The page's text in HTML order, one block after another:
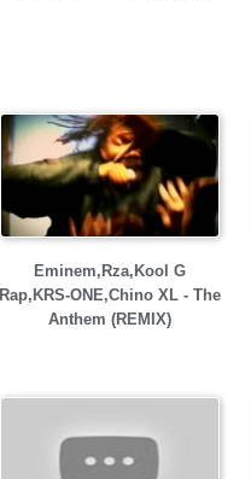
Eminem,Rza,Kool G
Rap,KRS-ONE,Chino XL - The
Anthem (REMIX)